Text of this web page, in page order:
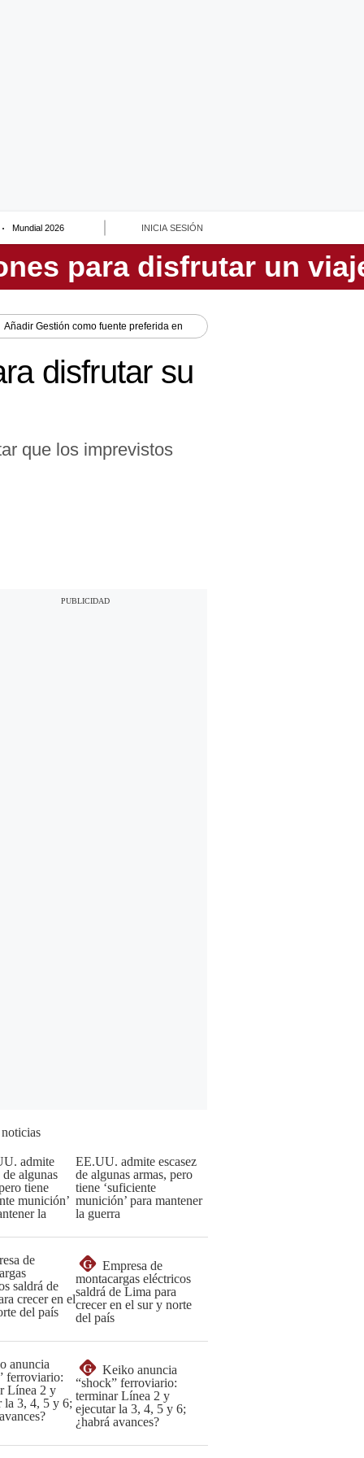
Mundial 2026 INICIA SESIÓN
Añadir Gestión como fuente preferida en
disfrutar su
que los imprevistos
EE.UU. admite escasez
de algunas armas, pero
tiene ‘suficiente
munición’ para mantener
la guerra
G
Empresa de
montacargas eléctricos
saldrá de Lima para
crecer en el sur y norte
del país
G
Keiko anuncia
“shock” ferroviario:
terminar Línea 2 y
ejecutar la 3, 4, 5 y 6;
¿habrá avances?